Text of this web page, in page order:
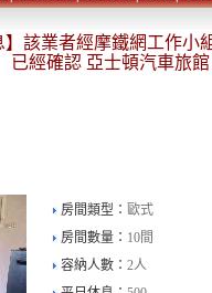
】該業者經摩鐵網工作小
已經確認 亞士頓汽車旅
房間類型： 歐式
房間數量： 10間
容納人數： 2人